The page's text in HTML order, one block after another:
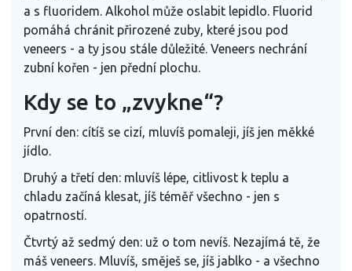
a s fluoridem. Alkohol může oslabit lepidlo. Fluorid
pomáhá chránit přirozené zuby, které jsou pod
veneers - a ty jsou stále důležité. Veneers nechrání
zubní kořen - jen přední plochu.
Kdy se to „zvykne“?
První den: cítíš se cizí, mluvíš pomaleji, jíš jen měkké
jídlo.
Druhý a třetí den: mluvíš lépe, citlivost k teplu a
chladu začíná klesat, jíš téměř všechno - jen s
opatrností.
Čtvrtý až sedmý den: už o tom nevíš. Nezajímá tě, že
máš veneers. Mluvíš, směješ se, jíš jablko - a všechno